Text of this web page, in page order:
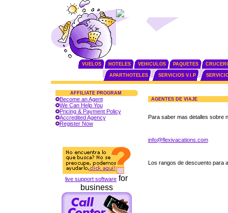
VUELOS HOTELES VEHICULOS PAQUETES
APARTHOTELES SERVICIOS V.I.P
AFFILIATE PROGRAM
Become an Agent
We Can Help You
Pricing & Payment Policy
Accredited Agency
Register Now
live support software for
business
AGENTES DE VIAJE
Para saber mas detalles sobre
info@flexivacations.com
Los rangos de descuento para